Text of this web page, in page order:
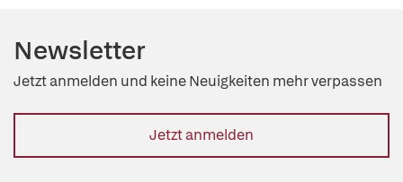
Newsletter
Jetzt anmelden und keine Neuigkeiten mehr verpassen
Jetzt anmelden